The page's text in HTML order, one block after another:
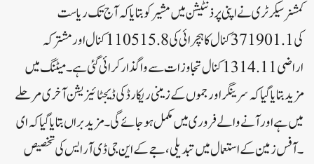
کمشنر سیکرٹری نے اپنی پرذنٹیشن میں مشیر کو بتایا کہ آج تک ریاست
کی 371901.1 کنال کاہچرائی کی 110515.8کنال اور مشترکہ
اراضی 1314.11 کنال تجاوزات سے واگذار کرائی گئی ہے ۔ میٹنگ میں
مزید بتایا گیا کہ سرینگر اور جموں کے زمینی ریکارڈ کی ڈیجٹائیزیشن آخری مرحلے
میں ہے اور آنے والے فروری میں مکمل ہو جائے گی ۔ مزید براں بتایا گیا کہ ای
۔ آفس زمین کے استعمال میں تبدیلی ، جے کے این جی ڈی آر ایس کی تخصیص